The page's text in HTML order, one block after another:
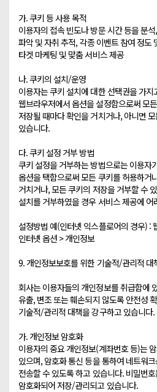
가. 쿠키 등 사용 목적
이용자의 접속 빈도나 방문 시간 등을 분
파악 및 자취 추적, 각종 이벤트 참여 정도
타겟 마케팅 및 맞춤 서비스 제공
나. 쿠키의 설치/운영
이용자는 쿠키 설치에 대한 선택권을 가
웹브라우저에서 옵션을 설정함으로써 모
저장될 때마다 확인을 거치거나, 아니면
있습니다.
다. 쿠키 설정 거부 방법
쿠키 설정을 거부하는 방법으로는 이용자
옵션을 택함으로써 모든 쿠키를 허용하거
거치거나, 모든 쿠키의 저장을 거부할 수
설치를 거부하였을 경우 서비스 제공에 어
설정방법 예(인터넷 익스플로어의 경우) :
인터넷 옵션 > 개인정보
9. 개인정보보호를 위한 기술적/관리적 대
회사는 이용자들의 개인정보를 취급함에
유출, 변조 또는 훼손되지 않도록 안전성
기술적/관리적 대책을 강구하고 있습니다.
가. 개인정보 암호화
이용자의 중요 개인정보(계좌번호 등)는
있으며, 암호화 통신 등을 통하여 네트워
전송할 수 있도록 하고 있습니다. 비밀번
암호화되어 저장/관리되고 있습니다.